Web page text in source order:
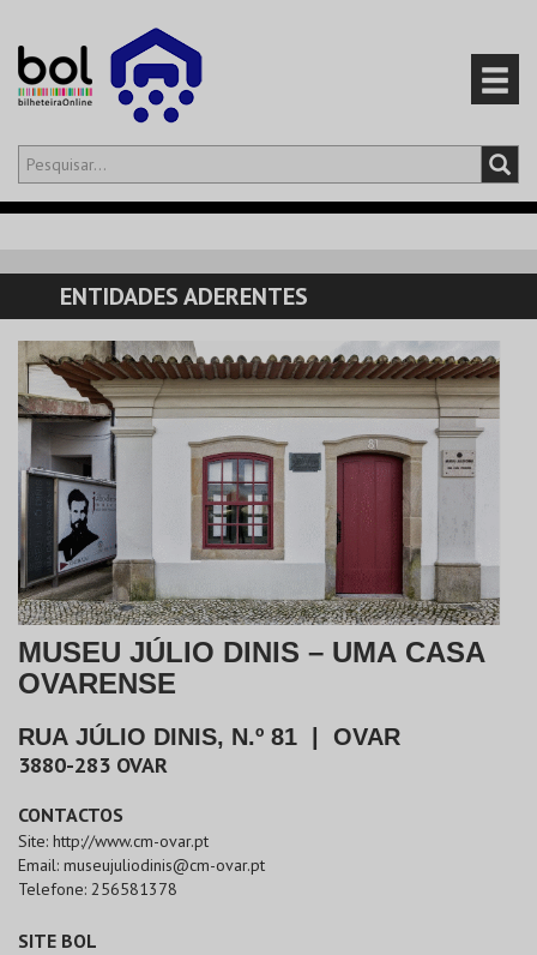
Olá,iniciar sessão
CARRINHO
EVENTOS
CARTÕES
PRODUTOS
ENTIDADES ADERENTES
MUSEU JÚLIO DINIS – UMA CASA
OVARENSE
RUA JÚLIO DINIS, N.º 81 OVAR
3880-283 OVAR
CONTACTOS
Site: http://www.cm-ovar.pt
Email: museujuliodinis@cm-ovar.pt
Telefone: 256581378
SITE BOL